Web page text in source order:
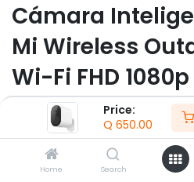
Price:
Q 650.00
Home Search
Cámara
Mi Wireless
Wi-Fi FHD
Receptor
(0 reseña)
- Resolución 1920 x 1080